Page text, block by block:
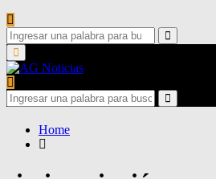
Search
for:
Search
Primary
Menu
Search
for:
Search
Home